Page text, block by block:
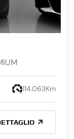
114.063Km